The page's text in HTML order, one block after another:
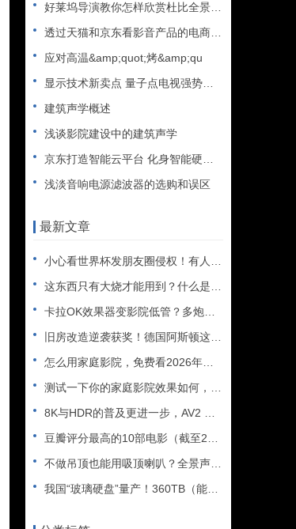
好莱坞导演教你怎样欣赏杜比全景声大片
透过天猫和京东看影音产品的电商趋势
应对高温&amp;quot;烤&amp;qu
显示技术新卖点 量子点电视强势来袭
建筑声学概述
浅谈影院建设中的建筑声学
京东打造智能云平台 化身智能硬件资源调度者
浅淡音响电源滤波器的选购和误区
最新文章
小心看世界杯发朋友圈侵权！有人被判赔108万
这东西只有大烧才能用到？什么是XLR接口？平衡音频信号线、低
卡拉OK效果器变影院低管？多炮玩家省钱了，内附调音软件免费下
旧房改造逆袭获奖！德国阿斯顿这套7.2.4全景声私人影院太惊
怎么用家庭影院，免费看2026年世界杯直播？
测试一下你的家庭影院效果如何，bobo精选测试片1~3合集
8K与HDR的普及更进一步，AV2 视频编解码器发布
豆瓣评分最高的10部电影（截至2025年）
不做吊顶也能用吸顶喇叭？全景声天空声道安装教程
我国“玻璃硬盘”量产！360TB（能装2.5万部电影），10